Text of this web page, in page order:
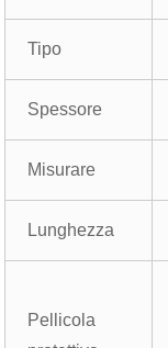
Tipo
Spessore
Misurare
Lunghezza
Pellicola